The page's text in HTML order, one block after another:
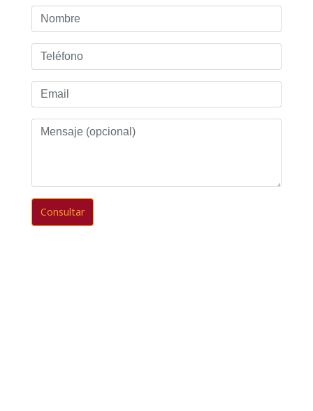
Nombre
Teléfono
Email
Mensaje
(opcional)
Consultar